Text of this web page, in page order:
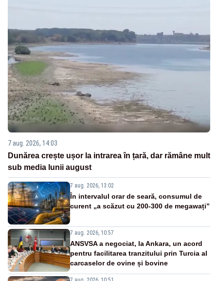
7 aug. 2026, 14:03
Dunărea crește ușor la intrarea în țară, dar rămâne mult
sub media lunii august
7 aug. 2026, 13:02
În intervalul orar de seară, consumul de
curent „a scăzut cu 200-300 de megawați”
7 aug. 2026, 10:57
ANSVSA a negociat, la Ankara, un acord
pentru facilitarea tranzitului prin Turcia al
carcaselor de ovine și bovine